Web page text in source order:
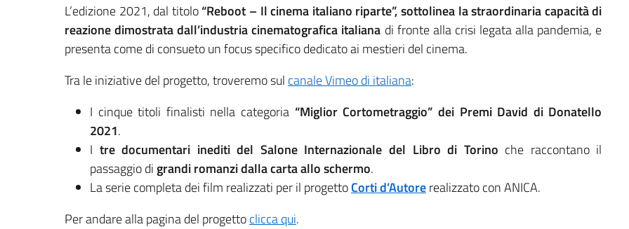
L’edizione 2021, dal titolo“Reboot – Il cinema italiano riparte”, sottolinea la straordinaria capacità di
reazione dimostrata dall’industria cinematografica italiana di fronte alla crisi legata alla pandemia, e
presenta come di consueto un focus specifico dedicato ai mestieri del cinema.
Tra le iniziative del progetto, troveremo sul canale Vimeo di italiana:
I cinque titoli finalisti nella categoria “Miglior Cortometraggio” dei Premi David di Donatello
2021.
I tre documentari inediti del Salone Internazionale del Libro di Torino che raccontano il
passaggio di grandi romanzi dalla carta allo schermo.
La serie completa dei film realizzati per il progettoCorti d’Autorerealizzato con ANICA.
Per andare alla pagina del progettoclicca qui.